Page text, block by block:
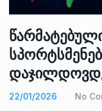
22/01/2026 No